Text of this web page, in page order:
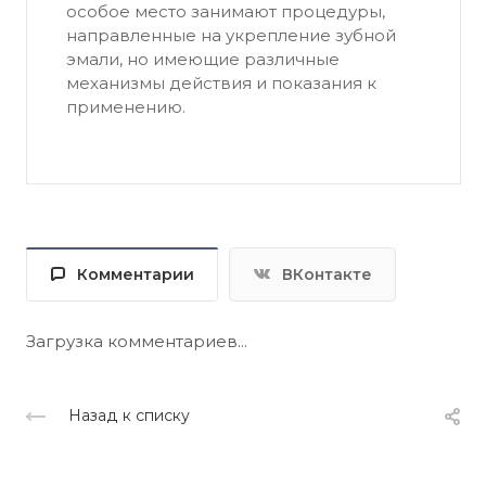
особое место занимают процедуры,
направленные на укрепление зубной
эмали, но имеющие различные
механизмы действия и показания к
применению.
Комментарии ВКонтакте
Загрузка комментариев...
Назад к списку